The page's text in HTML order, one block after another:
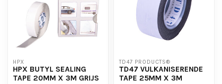
HPX
HPX BUTYL SEALING
TAPE 20MM X 3M GRIJS
TD47 PRODUCTS®
TD47 VULKANISERENDE
TAPE 25MM X 3M